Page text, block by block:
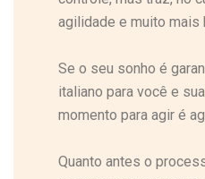
agilidade e muito mais
Se o seu sonho é
italiano para você e
momento para agir é
Quanto antes o